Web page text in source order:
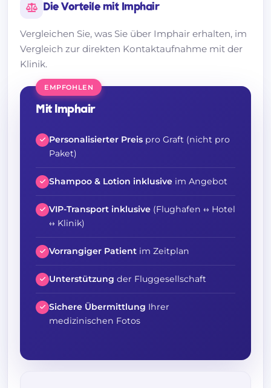
Die Vorteile mit Imphair
Vergleichen Sie, was Sie über Imphair erhalten, im
Vergleich zur direkten Kontaktaufnahme mit der
Klinik.
EMPFOHLEN
Mit Imphair
Personalisierter Preis pro Graft (nicht pro
Paket)
Shampoo & Lotion inklusive im Angebot
VIP-Transport inklusive (Flughafen ↔ Hotel
↔ Klinik)
Vorrangiger Patient im Zeitplan
Unterstützung der Fluggesellschaft
Sichere Übermittlung Ihrer
medizinischen Fotos